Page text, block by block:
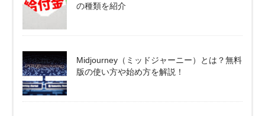
の種類を紹介
Midjourney（ミッドジャーニー）とは？無料
版の使い方や始め方を解説！